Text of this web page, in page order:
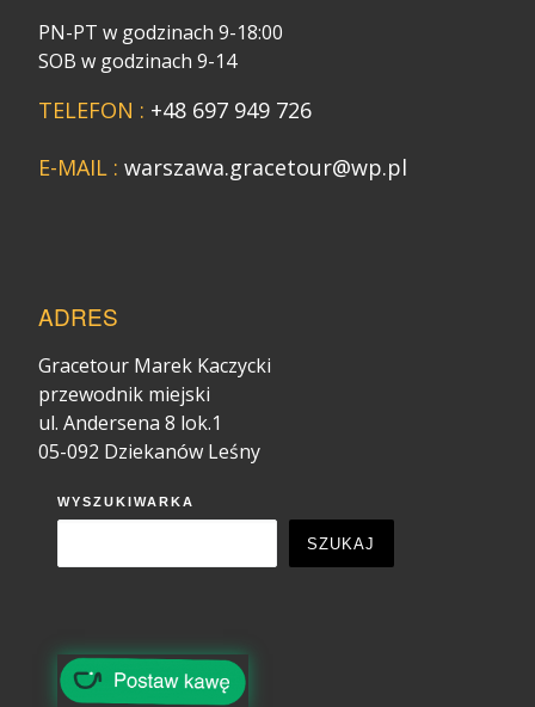
PN-PT w godzinach 9-18:00
SOB w godzinach 9-14
TELEFON : +48 697 949 726
E-MAIL : warszawa.gracetour@wp.pl
ADRES
Gracetour Marek Kaczycki
przewodnik miejski
ul. Andersena 8 lok.1
05-092 Dziekanów Leśny
WYSZUKIWARKA
SZUKAJ